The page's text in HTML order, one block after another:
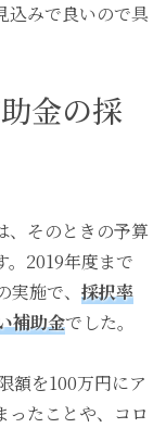
込みで良いので具
金の採
、そのときの予算
。2019年度まで
施で、 採択率
補助金でした。
額を100万円にア
ったことや、コロ